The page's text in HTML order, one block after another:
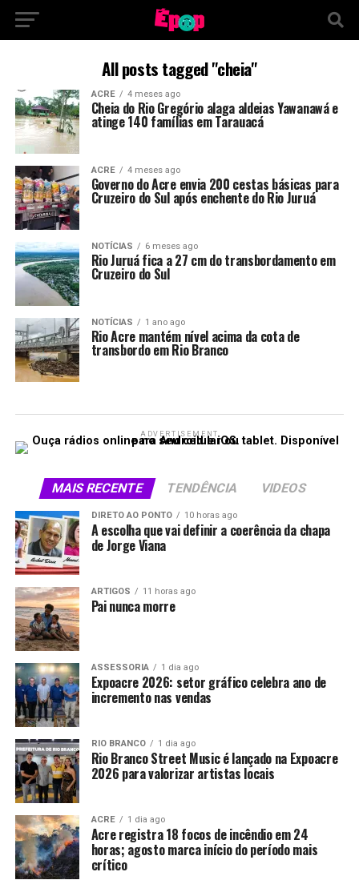
All posts tagged "cheia"
ACRE 4 meses ago
Cheia do Rio Gregório alaga aldeias Yawanawá e
atinge 140 famílias em Tarauacá
ACRE 4 meses ago
Governo do Acre envia 200 cestas básicas para
Cruzeiro do Sul após enchente do Rio Juruá
NOTÍCIAS 6 meses ago
Rio Juruá fica a 27 cm do transbordamento em
Cruzeiro do Sul
NOTÍCIAS 1 ano ago
Rio Acre mantém nível acima da cota de
transbordo em Rio Branco
ADVERTISEMENT
MAIS RECENTE TENDÊNCIA VIDEOS
DIRETO AO PONTO 10 horas ago
A escolha que vai definir a coerência da chapa
de Jorge Viana
ARTIGOS 11 horas ago
Pai nunca morre
ASSESSORIA 1 dia ago
Expoacre 2026: setor gráfico celebra ano de
incremento nas vendas
RIO BRANCO 1 dia ago
Rio Branco Street Music é lançado na Expoacre
2026 para valorizar artistas locais
ACRE 1 dia ago
Acre registra 18 focos de incêndio em 24
horas; agosto marca início do período mais
crítico